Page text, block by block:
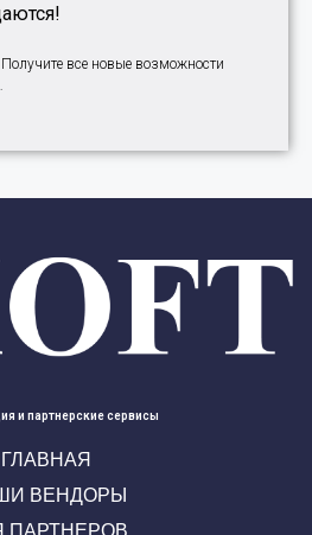
все новые возможности
и партнерские сервисы
ГЛАВНАЯ
ВЕНДОРЫ